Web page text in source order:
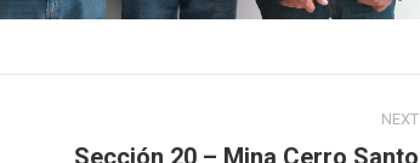
NEXT
Next